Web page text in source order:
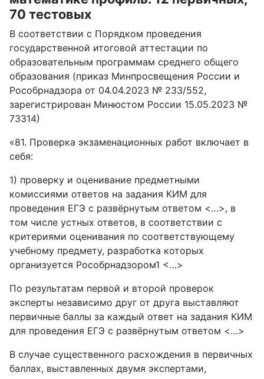
70 тестовых
В соответствии с Порядком проведения
государственной итоговой аттестации по
образовательным программам среднего общего
образования (приказ Минпросвещения России и
Рособрнадзора от 04.04.2023 № 233/552,
зарегистрирован Минюстом России 15.05.2023 №
73314)
«81. Проверка экзаменационных работ включает в
себя:
1) проверку и оценивание предметными
комиссиями ответов на задания КИМ для
проведения ЕГЭ с развёрнутым ответом <…>, в
том числе устных ответов, в соответствии с
критериями оценивания по соответствующему
учебному предмету, разработка которых
организуется Рособрнадзором1 <…>
По результатам первой и второй проверок
эксперты независимо друг от друга выставляют
первичные баллы за каждый ответ на задания КИМ
для проведения ЕГЭ с развёрнутым ответом <…>
В случае существенного расхождения в первичных
баллах, выставленных двумя экспертами,